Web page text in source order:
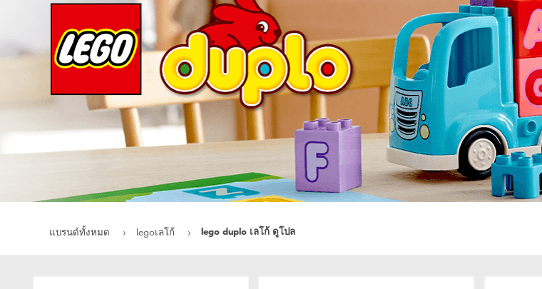
แบรนด์ทั้งหมด legoเลโก้ lego duplo เลโก้ ดูโปล